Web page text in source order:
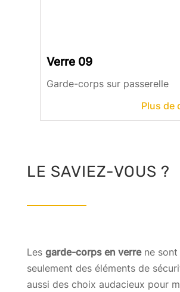
Verre 09
Garde-corps sur passerelle
Plus de
LE SAVIEZ-VOUS ?
Les garde-corps en verrene sont
seulement des éléments de
aussi des choix audacieux pour